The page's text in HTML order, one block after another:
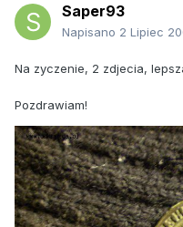
Saper93
Napisano 2 Lipiec
Na zyczenie, 2 zdjecia,
Pozdrawiam!